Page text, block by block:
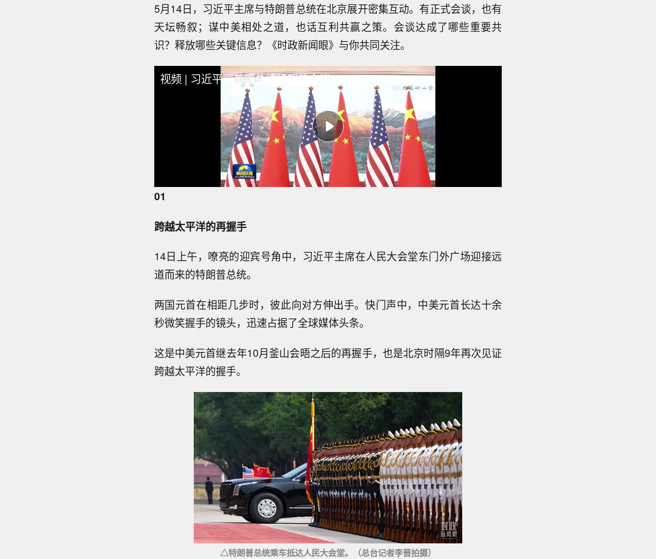
5月14日，习近平主席与特朗普总统在北京展开密集互动。有正式会谈，也有
天坛畅叙；谋中美相处之道，也话互利共赢之策。会谈达成了哪些重要共
识？释放哪些关键信息？《时政新闻眼》与你共同关注。
视频 | 习近平同美国总统特朗普会谈
01
跨越太平洋的再握手
14日上午，嘹亮的迎宾号角中，习近平主席在人民大会堂东门外广场迎接远
道而来的特朗普总统。
两国元首在相距几步时，彼此向对方伸出手。快门声中，中美元首长达十余
秒微笑握手的镜头，迅速占据了全球媒体头条。
这是中美元首继去年10月釜山会晤之后的再握手，也是北京时隔9年再次见证
跨越太平洋的握手。
△特朗普总统乘车抵达人民大会堂。（总台记者李晋拍摄）